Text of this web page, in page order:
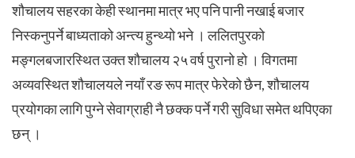
शौचालय सहरका केही स्थानमा मात्र भए पनि पानी नखाई बजार
निस्कनुपर्ने बाध्यताको अन्त्य हुन्थ्यो भने । ललितपुरको
मङ्गलबजारस्थित उक्त शौचालय २५ वर्ष पुरानो हो । विगतमा
अव्यवस्थित शौचालयले नयाँ रङ रूप मात्र फेरेको छैन, शौचालय
प्रयोगका लागि पुग्ने सेवाग्राही नै छक्क पर्ने गरी सुविधा समेत थपिएका
छन् ।